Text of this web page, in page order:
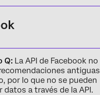
Q: La API de Facebook no
antiguas
por lo que no se pueden
datos a través de la API.